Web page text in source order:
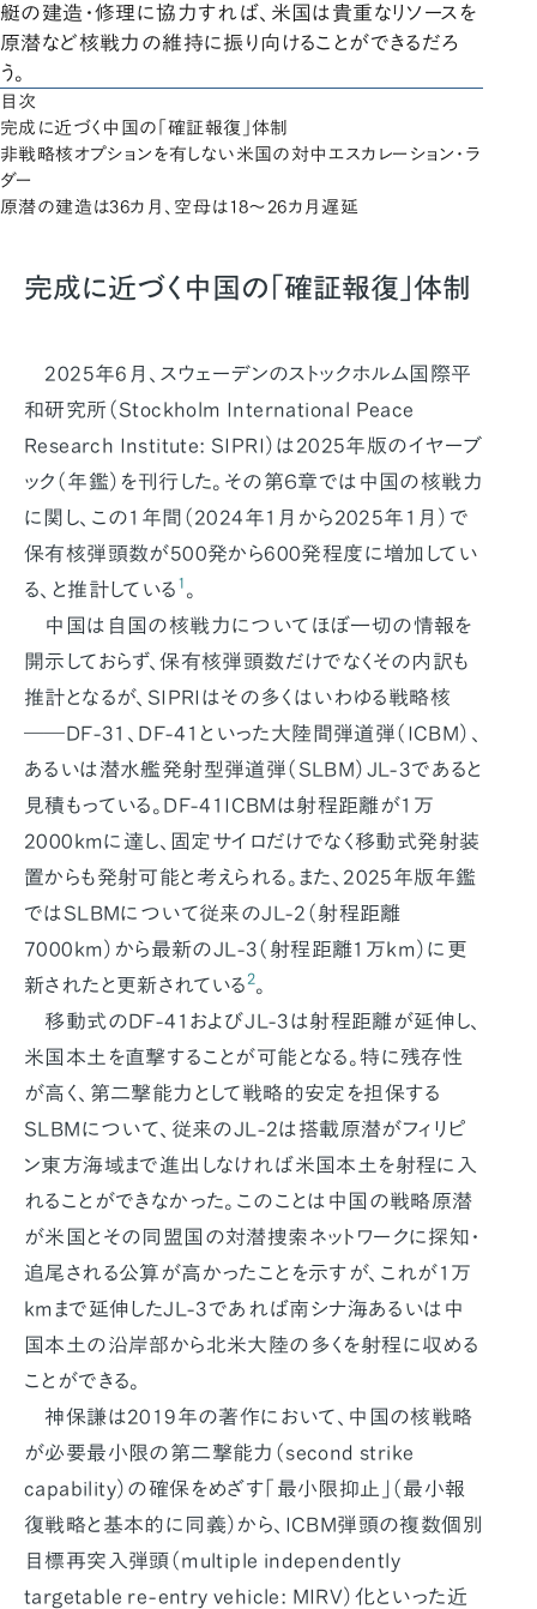
艇の建造・修理に協力すれば、米国は貴重なリソースを
原潜など核戦力の維持に振り向けることができるだろ
う。
目次
完成に近づく中国の「確証報復」体制
非戦略核オプションを有しない米国の対中エスカレーション・ラ
ダー
原潜の建造は36カ月、空母は18～26カ月遅延
完成に近づく中国の「確証報復」体制
2025年6月、スウェーデンのストックホルム国際平
和研究所（Stockholm International Peace
Research Institute: SIPRI）は2025年版のイヤーブ
ック（年鑑）を刊行した。その第６章では中国の核戦力
に関し、この1年間（2024年1月から2025年1月）で
保有核弾頭数が500発から600発程度に増加してい
る、と推計している 1 。
中国は自国の核戦力についてほぼ一切の情報を
開示しておらず、保有核弾頭数だけでなくその内訳も
推計となるが、SIPRIはその多くはいわゆる戦略核
――DF-31、DF-41といった大陸間弾道弾（ICBM）、
あるいは潜水艦発射型弾道弾（SLBM）JL-3であると
見積もっている。DF-41ICBMは射程距離が1万
2000kmに達し、固定サイロだけでなく移動式発射装
置からも発射可能と考えられる。また、2025年版年鑑
ではSLBMについて従来のJL-2（射程距離
7000km）から最新のJL-3（射程距離1万km）に更
新されたと更新されている 2。
移動式のDF-41およびJL-3は射程距離が延伸し、
米国本土を直撃することが可能となる。特に残存性
が高く、第二撃能力として戦略的安定を担保する
SLBMについて、従来のJL-2は搭載原潜がフィリピ
ン東方海域まで進出しなければ米国本土を射程に入
れることができなかった。このことは中国の戦略原潜
が米国とその同盟国の対潜捜索ネットワークに探知・
追尾される公算が高かったことを示すが、これが1万
kmまで延伸したJL-3であれば南シナ海あるいは中
国本土の沿岸部から北米大陸の多くを射程に収める
ことができる。
神保謙は2019年の著作において、中国の核戦略
が必要最小限の第二撃能力（second strike
capability）の確保をめざす「最小限抑止」（最小報
復戦略と基本的に同義）から、ICBM弾頭の複数個別
目標再突入弾頭（multiple independently
targetable re-entry vehicle: MIRV）化といった近